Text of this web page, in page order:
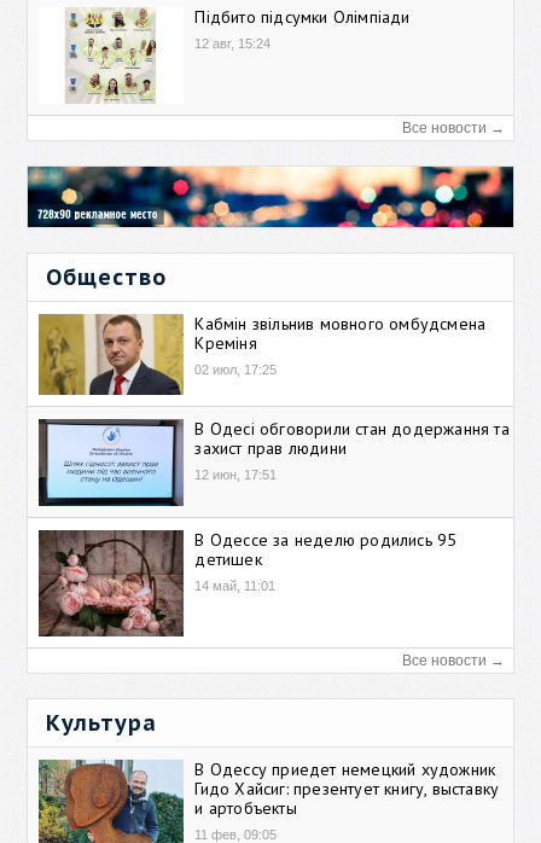
Підбито підсумки Олімпіади
12 авг, 15:24
Все новости →
Общество
Кабмін звільнив мовного омбудсмена
Креміня
02 июл, 17:25
В Одесі обговорили стан додержання та
захист прав людини
12 июн, 17:51
В Одессе за неделю родились 95
детишек
14 май, 11:01
Все новости →
Культура
В Одессу приедет немецкий художник
Гидо Хайсиг: презентует книгу, выставку
и артобъекты
11 фев, 09:05